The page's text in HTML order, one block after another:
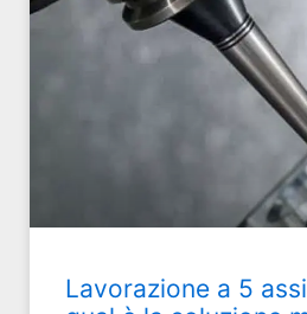
Lavorazione a 5